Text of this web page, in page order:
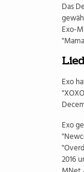
Das
Exo-
Exo
Exo
2016